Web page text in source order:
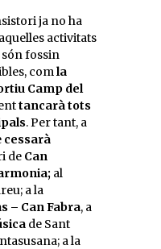
ja no ha
activitats
fossin
com la
Camp del
tancarà tots
. Per tant, a
cessarà
de Can
al
a la
– Can Fabra, a
de Sant
a la